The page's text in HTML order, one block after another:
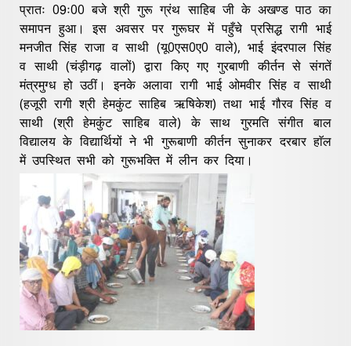
प्रातः 09ः00 बजे श्री गुरू ग्रंथ साहिब जी के अखण्ड पाठ का
समापन हुआ। इस अवसर पर गुरूघर में पहुँचे प्रसिद्ध रागी भाई
मनजीत सिंह राजा व साथी (यू0एस0ए0 वाले), भाई इंदरपाल सिंह
व साथी (चंड़ीगढ़ वालों) द्वारा किए गए गुरबाणी कीर्तन से संगतें
मंत्रमुग्ध हो उठीं। इनके अलावा रागी भाई ओमवीर सिंह व साथी
(हजूरी रागी श्री हेमकुंट साहिब ऋषिकेश) तथा भाई गौरव सिंह व
साथी (श्री हेमकुंट साहिब वाले) के साथ गुरमति संगीत बाल
विद्यालय के विद्यार्थियों ने भी गुरूबाणी कीर्तन सुनाकर दरबार हाॅल
में उपस्थित सभी को गुरूभक्ति में लीन कर दिया।